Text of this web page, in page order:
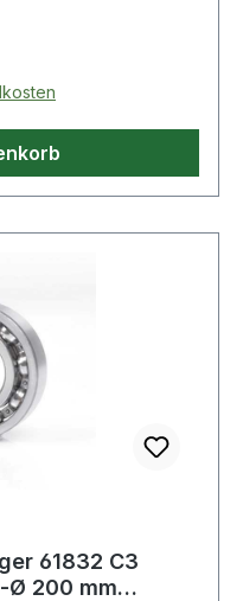
61832 C3
Ø 200 mm